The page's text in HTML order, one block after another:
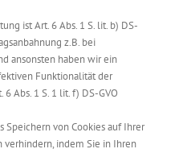
ist Art. 6 Abs. 1 S. lit. b) DS-
z.B. bei
ansonsten haben wir ein
Funktionalität der
Abs. 1 S. 1 lit. f) DS-GVO
Speichern von Cookies auf Ihrer
indem Sie in Ihren